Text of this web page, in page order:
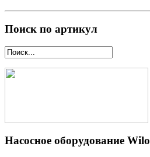
Поиск по артикул
Насосное оборудование Wilo